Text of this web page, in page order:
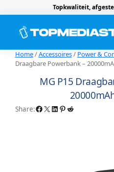
Topkwaliteit,
Home/Accessoires/ Power &
Draagbare Powerbank –
MG P15
Share:Facebook X LinkedIn Pinterest Reddit